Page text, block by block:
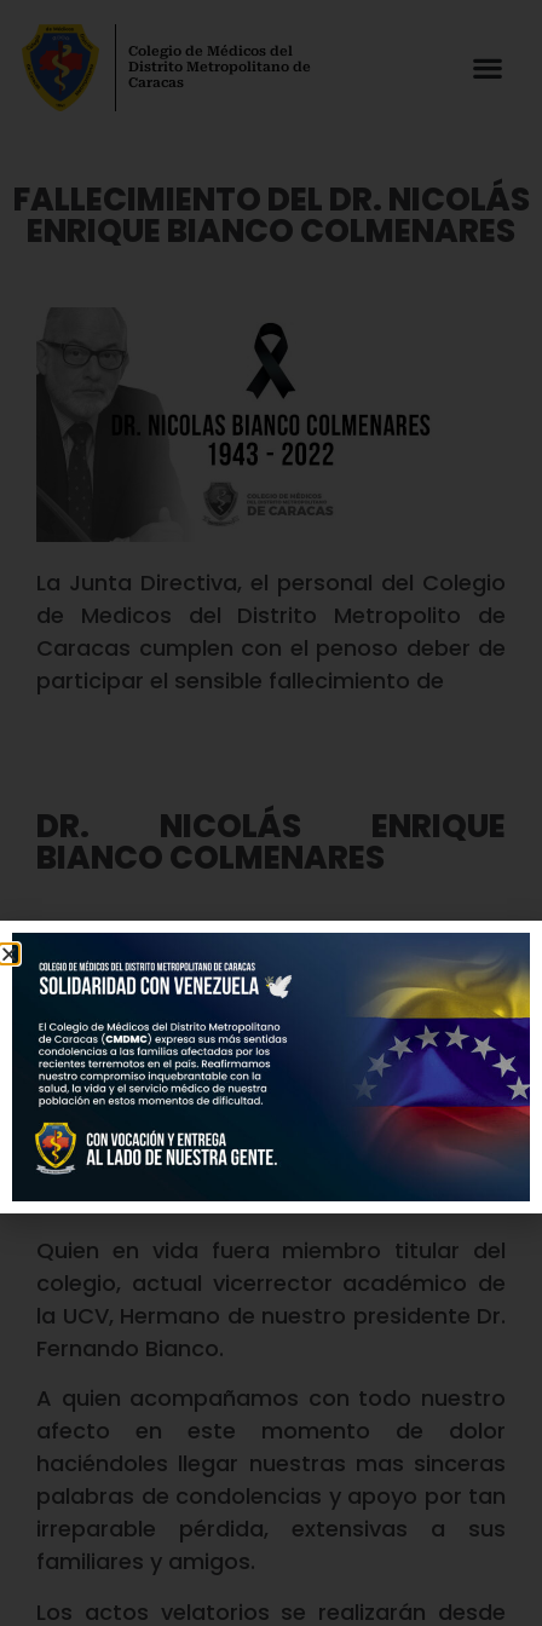
Colegio de Médicos del
Distrito Metropolitano de
Caracas
FALLECIMIENTO DEL DR. NICOLÁS
ENRIQUE BIANCO COLMENARES
La Junta Directiva, el personal del Colegio
de Medicos del Distrito Metropolito de
Caracas cumplen con el penoso deber de
participar el sensible fallecimiento de
DR. NICOLÁS ENRIQUE
BIANCO COLMENARES
Nicolás Enrique Bianco Colmenares.
Médico. Doctor en Ciencias Médicas.
Profesor “Honoris Causa” de la UCV.
Fundador de la Especialidad Inmunología
Clínica.
Individuo de Número Academia Nacional
de Medicina, Sillón XXXIII, 2018.
Quien en vida fuera miembro titular del
colegio, actual vicerrector académico de
la UCV, Hermano de nuestro presidente Dr.
Fernando Bianco.
A quien acompañamos con todo nuestro
afecto en este momento de dolor
haciéndoles llegar nuestras mas sinceras
palabras de condolencias y apoyo por tan
irreparable pérdida, extensivas a sus
familiares y amigos.
Los actos velatorios se realizarán desde